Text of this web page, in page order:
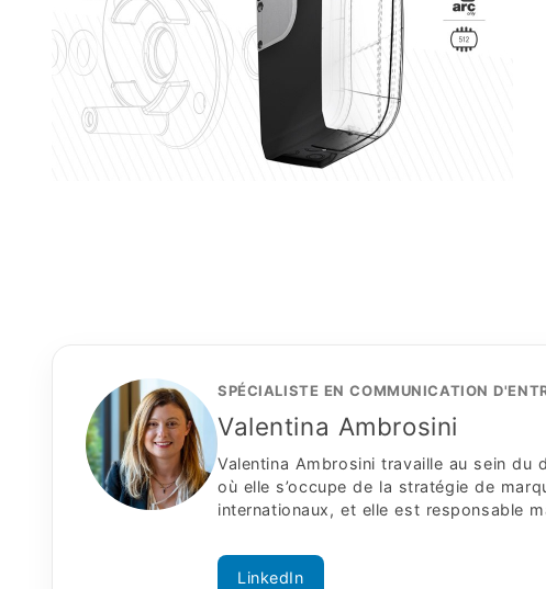
SPÉCIALISTE EN COMMUNICATION
Valentina Ambrosini
Valentina Ambrosini travaille au sein du
où elle s’occupe de la stratégie de
internationaux, et elle est responsable
LinkedIn